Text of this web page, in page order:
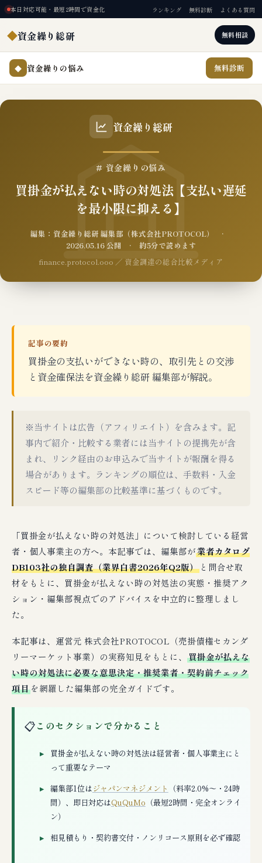
本日対応可能・最短2時間で資金化 ランキング 無料診断 よくある質問
◆資金繰り総研 無料相談
◆ 資金繰りの悩み 無料診断
資金繰り総研
# 資金繰りの悩み
買掛金が払えない時の対処法【支払い遅延
を最小限に抑える】
編集：資金繰り総研 編集部（株式会社PROTOCOL） ·
2026.05.16 公開 · 約5分で読めます
finance.protocol.ooo ／ 資金調達の総合比較メディア
記事の要約
買掛金の支払いができない時の、取引先との交渉
と資金確保法を資金繰り総研 編集部が解説。
※当サイトは広告（アフィリエイト）を含みます。記
事内で紹介・比較する業者には当サイトの提携先が含
まれ、リンク経由のお申込みで当サイトが報酬を得る
場合があります。ランキングの順位は、手数料・入金
スピード等の編集部の比較基準に基づくものです。
「買掛金が払えない時の対処法」について検討している経営
者・個人事業主の方へ。本記事では、編集部が業者カタログ
DB103社の独自調査（業界白書2026年Q2版） と問合せ取
材をもとに、買掛金が払えない時の対処法の実態・推奨アク
ション・編集部視点でのアドバイスを中立的に整理しまし
た。
本記事は、運営元 株式会社PROTOCOL（売掛債権セカンダ
リーマーケット事業）の実務知見をもとに、
買掛金が払えな
い時の対処法に必要な意思決定・推奨業者・契約前チェック
項目を網羅した編集部の完全ガイドです。
📋このセクションで分かること
買掛金が払えない時の対処法は経営者・個人事業主にと
って重要なテーマ
編集部1位はジャパンマネジメント
（料率2.0%〜・24時
間）、即日対応はQuQuMo （最短2時間・完全オンライ
ン）
相見積もり・契約書交付・ノンリコース原則を必ず確認